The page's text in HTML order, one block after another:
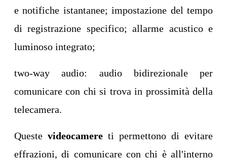
e notifiche istantanee; impostazione del tempo
di registrazione specifico; allarme acustico e
luminoso integrato;
two-way audio: audio bidirezionale per
comunicare con chi si trova in prossimità della
telecamera.
Queste videocamere ti permettono di evitare
effrazioni, di comunicare con chi è all'interno